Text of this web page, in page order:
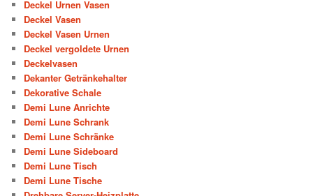
Deckel Urnen Vasen
Deckel Vasen
Deckel Vasen Urnen
Deckel vergoldete Urnen
Deckelvasen
Dekanter Getränkehalter
Dekorative Schale
Demi Lune Anrichte
Demi Lune Schrank
Demi Lune Schränke
Demi Lune Sideboard
Demi Lune Tisch
Demi Lune Tische